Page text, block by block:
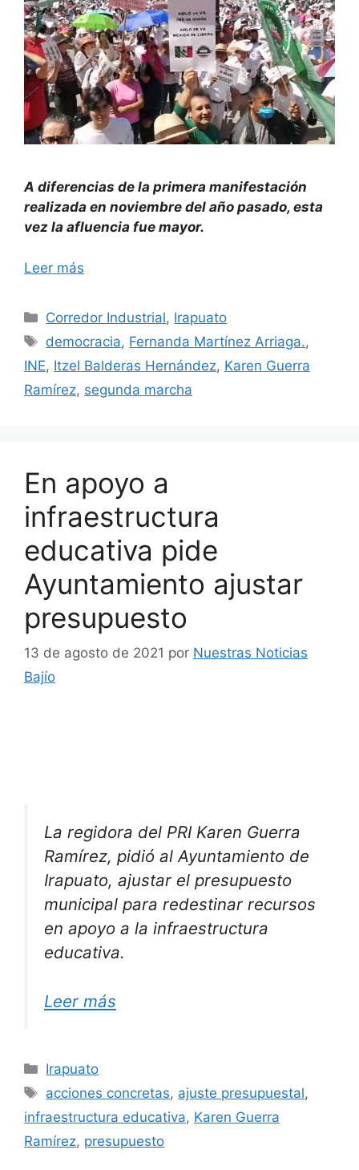
A diferencias de la primera manifestación
realizada en noviembre del año pasado, esta
vez la afluencia fue mayor.
Leer más
Categorías
Corredor Industrial, Irapuato
Etiquetas
democracia, Fernanda Martínez Arriaga.,
INE, Itzel Balderas Hernández, Karen Guerra
Ramírez, segunda marcha
En apoyo a
infraestructura
educativa pide
Ayuntamiento ajustar
presupuesto
13 de agosto de 2021 por Nuestras Noticias
Bajío
La regidora del PRI Karen Guerra
Ramírez, pidió al Ayuntamiento de
Irapuato, ajustar el presupuesto
municipal para redestinar recursos
en apoyo a la infraestructura
educativa.
Leer más
Categorías
Irapuato
Etiquetas
acciones concretas, ajuste presupuestal,
infraestructura educativa, Karen Guerra
Ramírez, presupuesto